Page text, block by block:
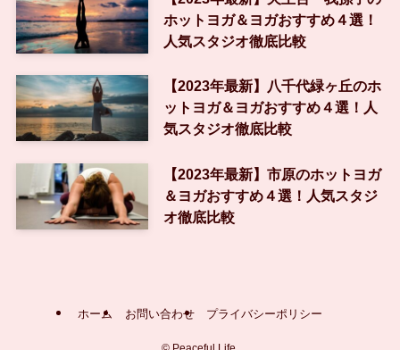
ホットヨガ＆ヨガおすすめ４選！
人気スタジオ徹底比較
【2023年最新】八千代緑ヶ丘のホ
ットヨガ＆ヨガおすすめ４選！人
気スタジオ徹底比較
【2023年最新】市原のホットヨガ
＆ヨガおすすめ４選！人気スタジ
オ徹底比較
ホーム お問い合わせ プライバシーポリシー